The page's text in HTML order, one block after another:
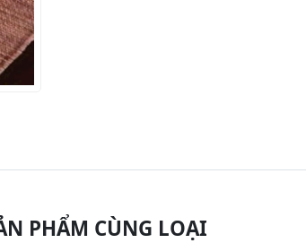
PHẨM CÙNG LOẠI